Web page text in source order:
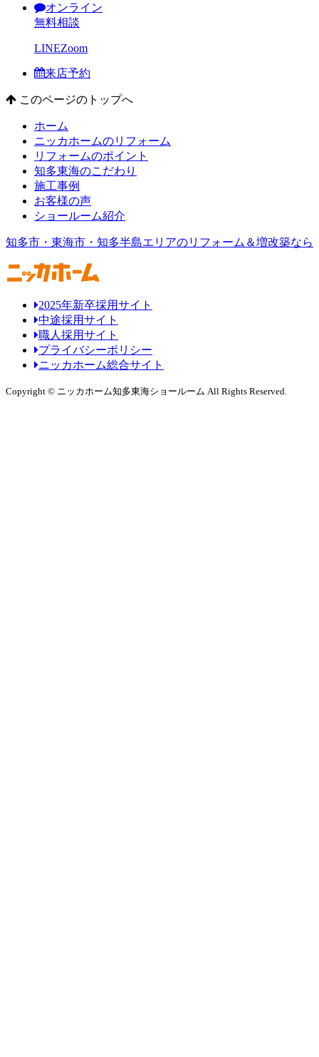
オンライン
無料相談
LINEZoom
来店予約
このページのトップへ
ホーム
ニッカホームのリフォーム
リフォームのポイント
知多東海のこだわり
施工事例
お客様の声
ショールーム紹介
知多市・東海市・知多半島エリアのリフォーム＆増改築なら
2025年新卒採用サイト
中途採用サイト
職人採用サイト
プライバシーポリシー
ニッカホーム総合サイト
Copyright © ニッカホーム知多東海ショールーム All Rights Reserved.